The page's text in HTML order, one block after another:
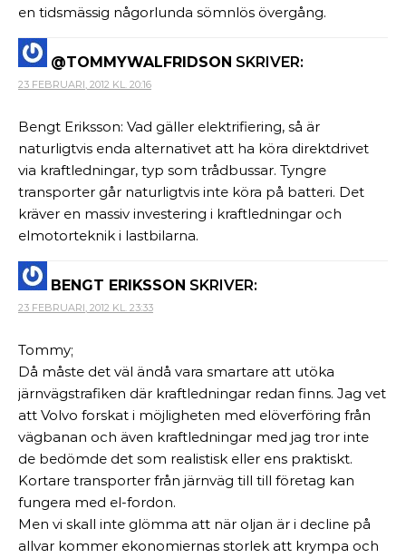
en tidsmässig någorlunda sömnlös övergång.
@TOMMYWALFRIDSON SKRIVER:
23 FEBRUARI, 2012 KL. 20:16
Bengt Eriksson: Vad gäller elektrifiering, så är
naturligtvis enda alternativet att ha köra direktdrivet
via kraftledningar, typ som trådbussar. Tyngre
transporter går naturligtvis inte köra på batteri. Det
kräver en massiv investering i kraftledningar och
elmotorteknik i lastbilarna.
BENGT ERIKSSON SKRIVER:
23 FEBRUARI, 2012 KL. 23:33
Tommy;
Då måste det väl ändå vara smartare att utöka
järnvägstrafiken där kraftledningar redan finns. Jag vet
att Volvo forskat i möjligheten med elöverföring från
vägbanan och även kraftledningar med jag tror inte
de bedömde det som realistisk eller ens praktiskt.
Kortare transporter från järnväg till till företag kan
fungera med el-fordon.
Men vi skall inte glömma att när oljan är i decline på
allvar kommer ekonomiernas storlek att krympa och